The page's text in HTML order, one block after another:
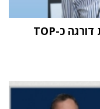
מחקר STKI השנתי: וואן טכנולוגיות דורגה כ-TOP